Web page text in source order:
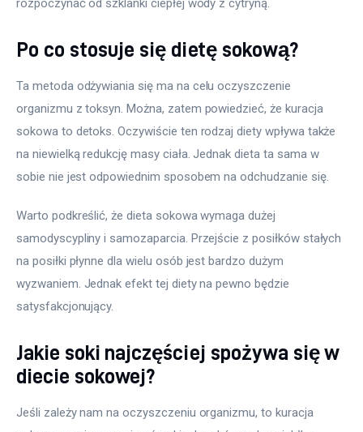
rozpoczynać od szklanki ciepłej wody z cytryną.
Po co stosuje się dietę sokową?
Ta metoda odżywiania się ma na celu oczyszczenie
organizmu z toksyn. Można, zatem powiedzieć, że kuracja
sokowa to detoks. Oczywiście ten rodzaj diety wpływa także
na niewielką redukcję masy ciała. Jednak dieta ta sama w
sobie nie jest odpowiednim sposobem na odchudzanie się.
Warto podkreślić, że dieta sokowa wymaga dużej
samodyscypliny i samozaparcia. Przejście z posiłków stałych
na posiłki płynne dla wielu osób jest bardzo dużym
wyzwaniem. Jednak efekt tej diety na pewno będzie
satysfakcjonujący.
Jakie soki najczęściej spożywa się w
diecie sokowej?
Jeśli zależy nam na oczyszczeniu organizmu, to kuracja